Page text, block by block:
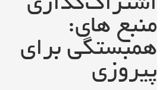
منبع های:
همبستگی برای
پیروزی